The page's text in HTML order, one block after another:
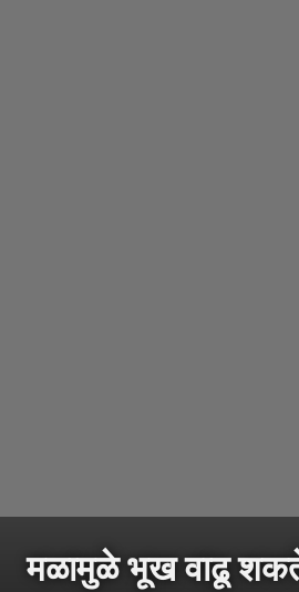
मळामुळे भूख वाढू